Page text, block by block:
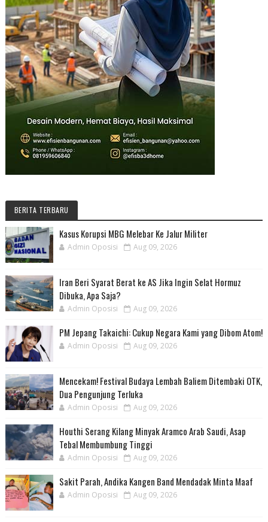
BERITA TERBARU
Kasus Korupsi MBG Melebar Ke Jalur Militer
Admin Oposisi Aug 09, 2026
Iran Beri Syarat Berat ke AS Jika Ingin Selat Hormuz
Dibuka, Apa Saja?
Admin Oposisi Aug 09, 2026
PM Jepang Takaichi: Cukup Negara Kami yang Dibom Atom!
Admin Oposisi Aug 09, 2026
Mencekam! Festival Budaya Lembah Baliem Ditembaki OTK,
Dua Pengunjung Terluka
Admin Oposisi Aug 09, 2026
Houthi Serang Kilang Minyak Aramco Arab Saudi, Asap
Tebal Membumbung Tinggi
Admin Oposisi Aug 09, 2026
Sakit Parah, Andika Kangen Band Mendadak Minta Maaf
Admin Oposisi Aug 09, 2026